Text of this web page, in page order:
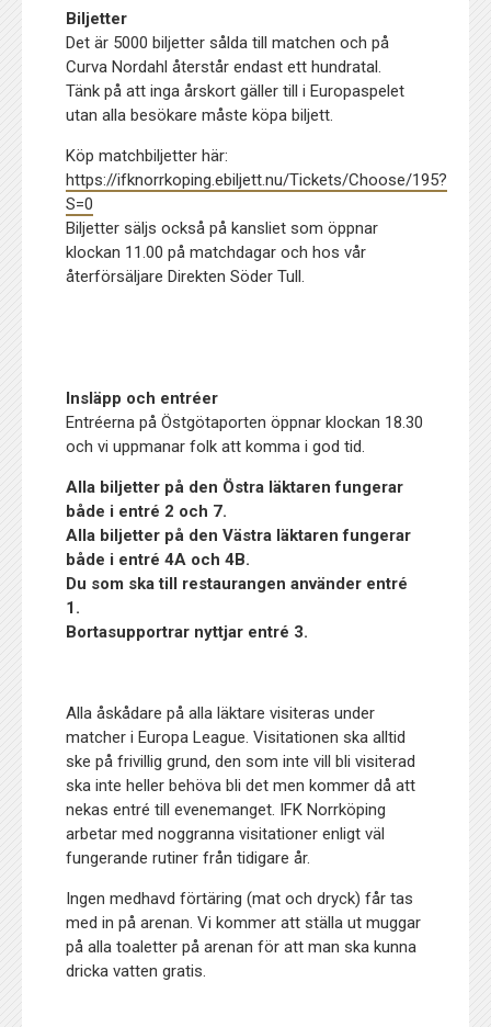
Biljetter
Det är 5000 biljetter sålda till matchen och på
Curva Nordahl återstår endast ett hundratal.
Tänk på att inga årskort gäller till i Europaspelet
utan alla besökare måste köpa biljett.
Köp matchbiljetter här:
https://ifknorrkoping.ebiljett.nu/Tickets/Choose/195?
S=0
Biljetter säljs också på kansliet som öppnar
klockan 11.00 på matchdagar och hos vår
återförsäljare Direkten Söder Tull.
Insläpp och entréer
Entréerna på Östgötaporten öppnar klockan 18.30
och vi uppmanar folk att komma i god tid.
Alla biljetter på den Östra läktaren fungerar
både i entré 2 och 7.
Alla biljetter på den Västra läktaren fungerar
både i entré 4A och 4B.
Du som ska till restaurangen använder entré
1.
Bortasupportrar nyttjar entré 3.
Alla åskådare på alla läktare visiteras under
matcher i Europa League. Visitationen ska alltid
ske på frivillig grund, den som inte vill bli visiterad
ska inte heller behöva bli det men kommer då att
nekas entré till evenemanget. IFK Norrköping
arbetar med noggranna visitationer enligt väl
fungerande rutiner från tidigare år.
Ingen medhavd förtäring (mat och dryck) får tas
med in på arenan. Vi kommer att ställa ut muggar
på alla toaletter på arenan för att man ska kunna
dricka vatten gratis.